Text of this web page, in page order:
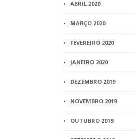
ABRIL 2020
MARÇO 2020
FEVEREIRO 2020
JANEIRO 2020
DEZEMBRO 2019
NOVEMBRO 2019
OUTUBRO 2019